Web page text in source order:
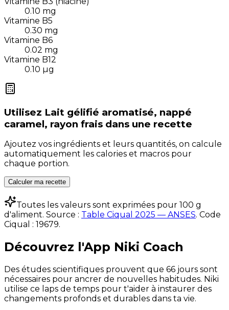
0.10 mg
Vitamine B5
0.30 mg
Vitamine B6
0.02 mg
Vitamine B12
0.10 µg
Utilisez Lait gélifié aromatisé, nappé
caramel, rayon frais dans une recette
Ajoutez vos ingrédients et leurs quantités, on calcule
automatiquement les calories et macros pour
chaque portion.
Calculer ma recette
Toutes les valeurs sont exprimées pour 100 g
d'aliment. Source : Table Ciqual 2025 — ANSES. Code
Ciqual : 19679.
Découvrez l'App Niki Coach
Des études scientifiques prouvent que 66 jours sont
nécessaires pour ancrer de nouvelles habitudes. Niki
utilise ce laps de temps pour t'aider à instaurer des
changements profonds et durables dans ta vie.